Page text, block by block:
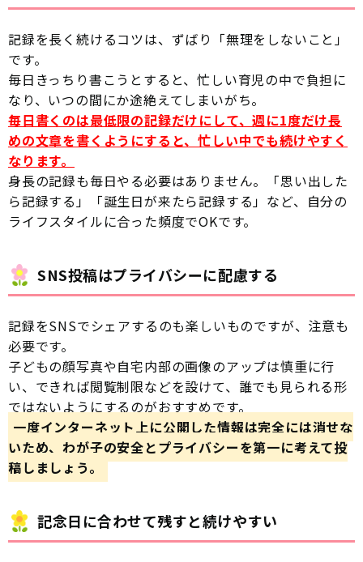
記録を長く続けるコツは、ずばり「無理をしないこと」
です。
毎日きっちり書こうとすると、忙しい育児の中で負担に
なり、いつの間にか途絶えてしまいがち。
毎日書くのは最低限の記録だけにして、週に1度だけ長
めの文章を書くようにすると、忙しい中でも続けやすく
なります。
身長の記録も毎日やる必要はありません。「思い出した
ら記録する」「誕生日が来たら記録する」など、自分の
ライフスタイルに合った頻度でOKです。
SNS投稿はプライバシーに配慮する
記録をSNSでシェアするのも楽しいものですが、注意も
必要です。
子どもの顔写真や自宅内部の画像のアップは慎重に行
い、できれば閲覧制限などを設けて、誰でも見られる形
ではないようにするのがおすすめです。
一度インターネット上に公開した情報は完全には消せな
いため、わが子の安全とプライバシーを第一に考えて投
稿しましょう。
記念日に合わせて残すと続けやすい